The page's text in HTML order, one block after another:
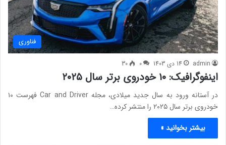
فناوری
admin 14 دی 1403 0
30
اینفوگرافیک: ۱۰ خودروی برتر سال ۲۰۲۵
​​​​​​​در آستانه ورود به سال جدید میلادی، مجله Car and Driver فهرست ۱۰
خودروی برتر سال ۲۰۲۵ را منتشر کرده…
بیشتر بخوانید »